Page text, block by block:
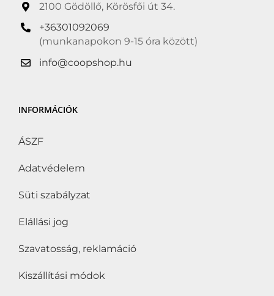
2100 Gödöllő, Körösfői út 34.
+36301092069
(munkanapokon 9-15 óra között)
info@coopshop.hu
INFORMÁCIÓK
ÁSZF
Adatvédelem
Süti szabályzat
Elállási jog
Szavatosság, reklamáció
Kiszállítási módok